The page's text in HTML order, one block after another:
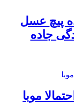
پیچ عسل
جاده